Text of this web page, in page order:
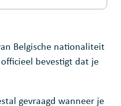
Belgische nationaliteit
bevestigt dat je
gevraagd wanneer je